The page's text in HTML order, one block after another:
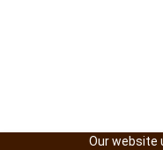
Our website